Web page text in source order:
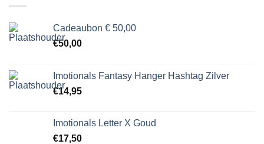
Cadeaubon € 50,00
€50,00
Imotionals Fantasy Hanger Hashtag Zilver
€14,95
Imotionals Letter X Goud
€17,50